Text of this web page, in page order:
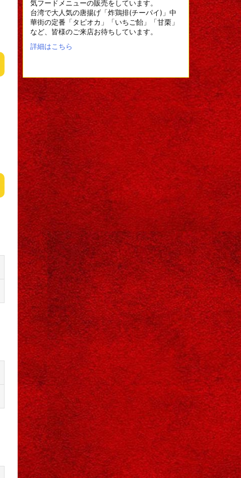
気フードメニューの販売をしています。
台湾で大人気の唐揚げ「炸鶏排(チーパイ)」中
華街の定番「タピオカ」「いちご飴」「甘栗」
など、皆様のご来店お待ちしています。
詳細はこちら